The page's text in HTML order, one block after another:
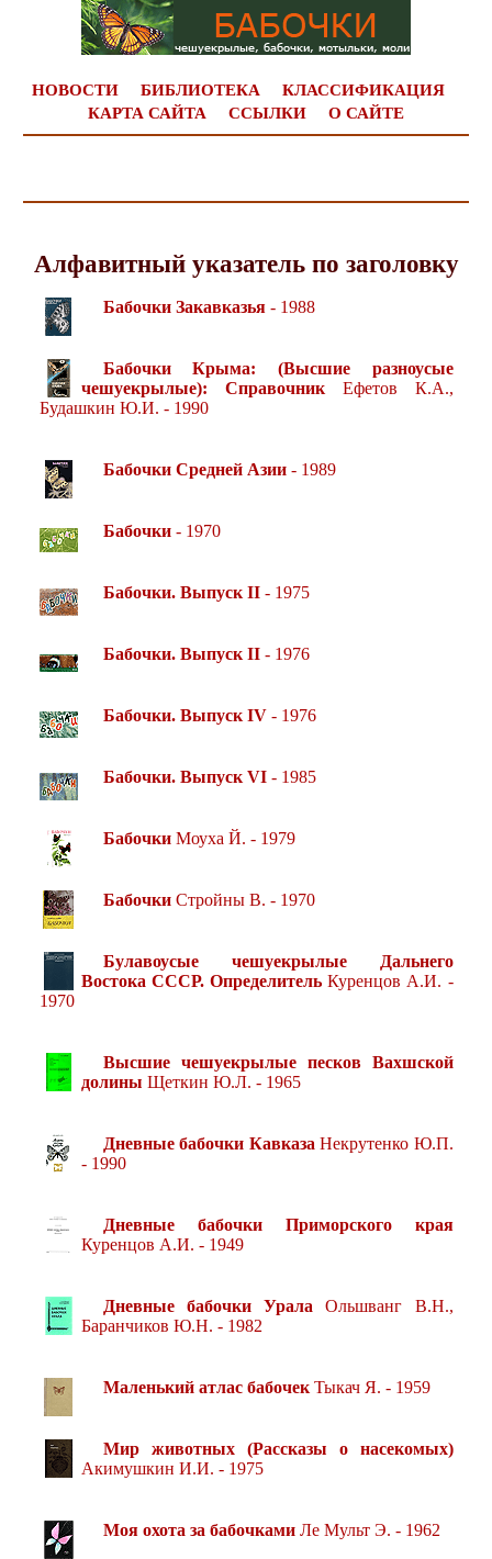
НОВОСТИ БИБЛИОТЕКА
КЛАССИФИКАЦИЯ
КАРТА САЙТА
ССЫЛКИ О САЙТЕ
Алфавитный указатель по заголовку
Бабочки Закавказья- 1988
Бабочки Крыма: (Высшие разноусые
чешуекрылые): СправочникЕфетов К.А.,
Будашкин Ю.И. - 1990
Бабочки Средней Азии- 1989
Бабочки- 1970
Бабочки. Выпуск II- 1975
Бабочки. Выпуск II- 1976
Бабочки. Выпуск IV- 1976
Бабочки. Выпуск VI- 1985
БабочкиМоуха Й. - 1979
БабочкиСтройны В. - 1970
Булавоусые чешуекрылые Дальнего
Востока СССР. ОпределительКуренцов А.И. -
1970
Высшие чешуекрылые песков Вахшской
долины Щеткин Ю.Л. - 1965
Дневные бабочки Кавказа Некрутенко Ю.П.
- 1990
Дневные бабочки Приморского края
Куренцов А.И. - 1949
Дневные бабочки Урала Ольшванг В.Н.,
Баранчиков Ю.Н. - 1982
Маленький атлас бабочекТыкач Я. - 1959
Мир животных (Рассказы о насекомых)
Акимушкин И.И. - 1975
Моя охота за бабочкамиЛе Мульт Э. - 1962